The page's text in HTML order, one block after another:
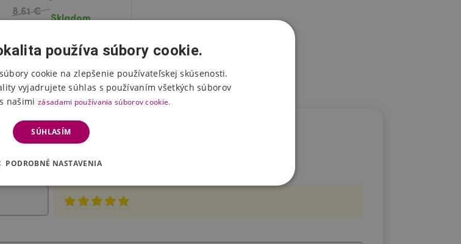
8.61 €
Skladom
produktu
používa súbory cookie.
cookie na zlepšenie používateľskej skúsenosti.
vyjadrujete súhlas s používaním všetkých súborov
našimi zásadami používania súborov cookie.
SÚHLASÍM
PODROBNÉ NASTAVENIA